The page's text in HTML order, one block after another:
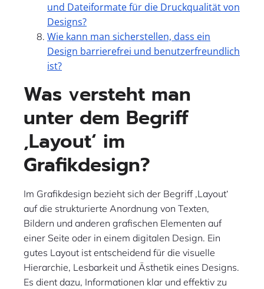
und Dateiformate für die Druckqualität von
Designs?
Wie kann man sicherstellen, dass ein
Design barrierefrei und benutzerfreundlich
ist?
Was versteht man
unter dem Begriff
‚Layout‘ im
Grafikdesign?
Im Grafikdesign bezieht sich der Begriff ‚Layout‘
auf die strukturierte Anordnung von Texten,
Bildern und anderen grafischen Elementen auf
einer Seite oder in einem digitalen Design. Ein
gutes Layout ist entscheidend für die visuelle
Hierarchie, Lesbarkeit und Ästhetik eines Designs.
Es dient dazu, Informationen klar und effektiv zu